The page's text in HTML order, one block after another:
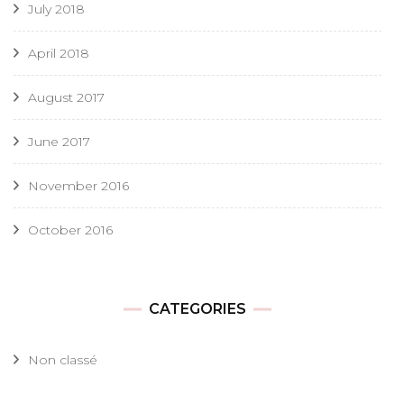
July 2018
April 2018
August 2017
June 2017
November 2016
October 2016
CATEGORIES
Non classé